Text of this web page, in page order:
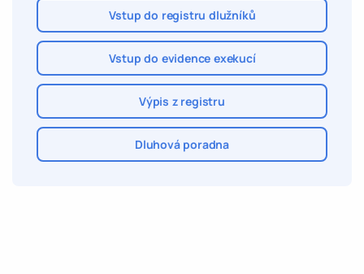
Vstup do registru dlužníků
Vstup do evidence exekucí
Výpis z registru
Dluhová poradna